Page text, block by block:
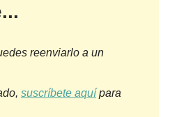
reenviarlo a un
suscríbete aquípara